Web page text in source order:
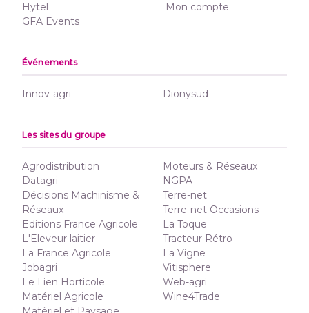
Hytel
GFA Events
Mon compte
Événements
Innov-agri Dionysud
Les sites du groupe
Agrodistribution
Datagri
Décisions Machinisme &
Réseaux
Editions France Agricole
L'Eleveur laitier
La France Agricole
Jobagri
Le Lien Horticole
Matériel Agricole
Moteurs & Réseaux
NGPA
Terre-net
Terre-net Occasions
La Toque
Tracteur Rétro
La Vigne
Vitisphere
Web-agri
Wine4Trade